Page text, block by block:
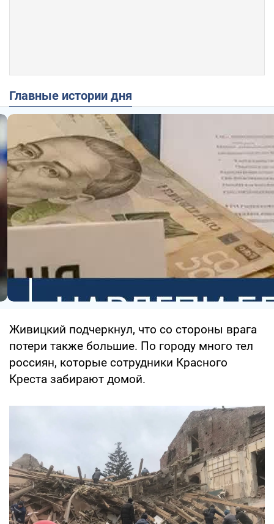
Главные истории дня
Живицкий подчеркнул, что со стороны врага
потери также большие. По городу много тел
россиян, которые сотрудники Красного
Креста забирают домой.